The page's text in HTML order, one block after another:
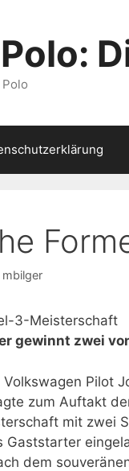
mbilger
3-Meisterschaft
gewinnt zwei
Volkswagen Pilot
zum Auftakt
mit zwei
Gaststarter
dem